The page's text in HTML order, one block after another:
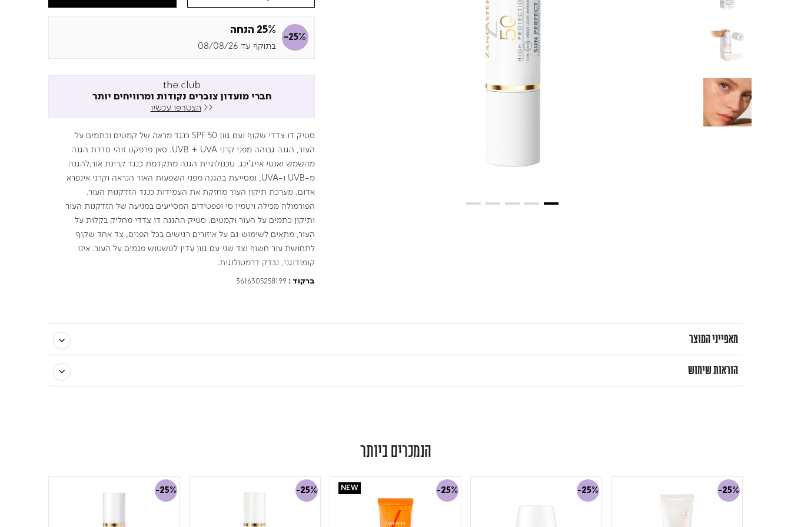
-25%
25% הנחה
בתוקף עד 08/08/26
חברי מועדון צוברים נקודות ומרוויחים יותר
<< הצטרפו עכשיו
סטיק דו צדדי שקוף ועם גוון 50 SPF כנגד מראה של קמטים וכתמים על
העור, הגנה גבוהה מפני קרני UVB + UVA. סאן פרפקט זוהי סדרת הגנה
מהשמש ואנטי אייג'ינג. טכנולוגיית הגנה מתקדמת כנגד קרינת אור,להגנה
מ-UVB ו-UVA, ומסייעת בהגנה מפני השפעות האור הנראה וקרני אינפרא
אדום. מערכת תיקון העור מחזקת את העמידות כנגד הזדקנות העור.
הפורמולה מכילה ויטמין סי ופפטידים המסייעים במניעה של הזדקנות העור
ותיקון כתמים על העור וקמטים. סטיק ההגנה דו צדדי מחליק בקלות על
העור, מתאים לשימוש גם על איזורים רגישים בכל הפנים, צד אחד שקוף
לתחושת עור חשוף וצד שני עם גוון עדין לטשטוש פגמים על העור. אינו
קומודוגני, נבדק דרמטולוגית.
ברקוד : 3616305258199
מאפייני המוצר
הוראות שימוש
הנמכרים ביותר
-25%
-25%
-25%
NEW
-25%
-25%